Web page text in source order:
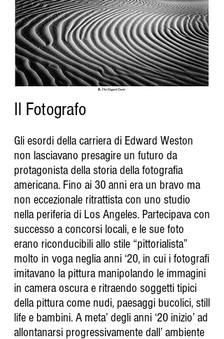
Il Fotografo
Gli esordi della carriera di Edward Weston
non lasciavano presagire un futuro da
protagonista della storia della fotografia
americana. Fino ai 30 anni era un bravo ma
non eccezionale ritrattista con uno studio
nella periferia di Los Angeles. Partecipava con
successo a concorsi locali, e le sue foto
erano riconducibili allo stile “pittorialista”
molto in voga neglia anni ‘20, in cui i fotografi
imitavano la pittura manipolando le immagini
in camera oscura e ritraendo soggetti tipici
della pittura come nudi, paesaggi bucolici, still
life e bambini. A meta’ degli anni ‘20 inizio’ ad
allontanarsi progressivamente dall’ ambiente